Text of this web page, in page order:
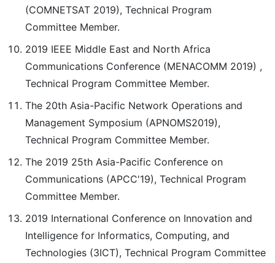
(COMNETSAT 2019), Technical Program
Committee Member.
2019 IEEE Middle East and North Africa
Communications Conference (MENACOMM 2019) ,
Technical Program Committee Member.
The 20th Asia-Pacific Network Operations and
Management Symposium (APNOMS2019),
Technical Program Committee Member.
The 2019 25th Asia-Pacific Conference on
Communications (APCC'19), Technical Program
Committee Member.
2019 International Conference on Innovation and
Intelligence for Informatics, Computing, and
Technologies (3ICT), Technical Program Committee